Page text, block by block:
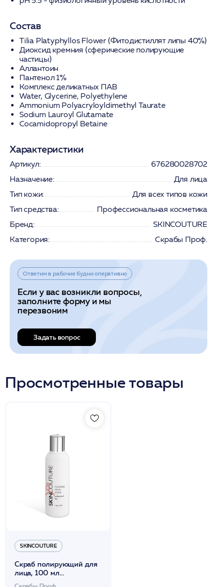
Состав
Tilia Platyphyllos Flower (Фитодистиллят липы 40%)
Диоксид кремния (сферические полирующие
частицы)
Аллантоин
Пантенол 1%
Комплекс деликатных ПАВ
Water, Glycerine, Polyethylene
Ammonium Polyacryloyldimethyl Taurate
Sodium Lauroyl Glutamate
Cocamidopropyl Betaine
Характеристики
Артикул:
676280028702
Назначение:
Для лица
Тип кожи:
Для всех типов кожи
Тип средства:
Профессиональная косметика
Бренд:
SKINCOUTURE
Категория:
Скрабы Проф.
Ответим в рабочие будни оперативно
Если у вас возникли вопросы,
заполните форму и мы
перезвоним
Задать вопрос
Просмотренные товары
SKINCOUTURE
Скраб полирующий для
лица, 100 мл
Скрабы Проф.